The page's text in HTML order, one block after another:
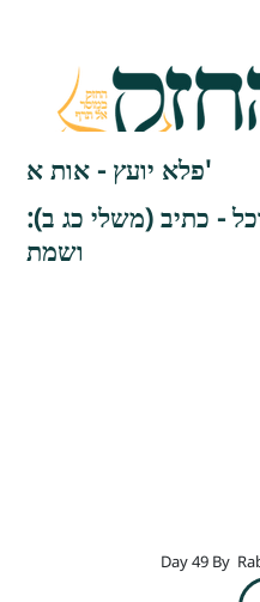
פלא יועץ - אות א'
- כתיב (משלי כג ב):
ושמת
Day 49 By